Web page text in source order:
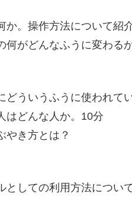
か。操作方法について紹
何がどんなふうに変わる
どういうふうに使われて
はどんな人か。10分
やき方とは？
としての利用方法について